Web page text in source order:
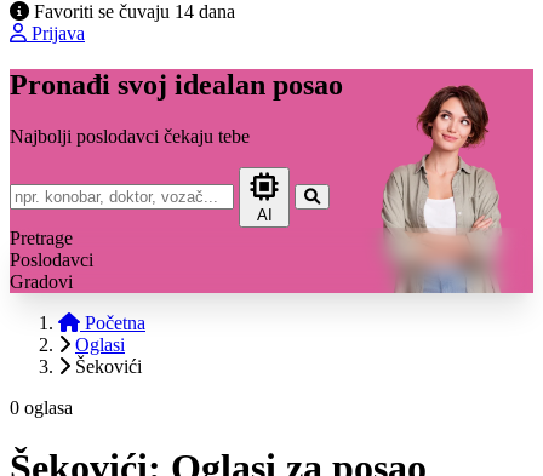
Favoriti se čuvaju 14 dana
Prijava
Pronađi svoj idealan posao
Najbolji poslodavci čekaju tebe
AI
Pretrage
Poslodavci
Gradovi
Početna
Oglasi
Šekovići
0 oglasa
Šekovići: Oglasi za posao